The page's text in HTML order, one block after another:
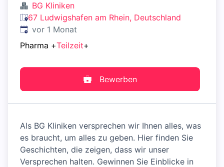
BG Kliniken
67 Ludwigshafen am Rhein, Deutschland
Veröffentlicht:
vor 1 Monat
Pharma +Teilzeit+
Bewerben
Als BG Kliniken versprechen wir Ihnen alles, was
es braucht, um alles zu geben. Hier finden Sie
Geschichten, die zeigen, dass wir unser
Versprechen halten. Gewinnen Sie Einblicke in